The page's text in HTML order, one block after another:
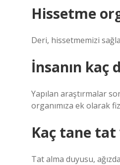
Hissetme
Deri, hissetmemizi
İnsanın kaç
Yapılan araştırmalar
organımıza ek olarak
Kaç tane tat
Tat alma duyusu,